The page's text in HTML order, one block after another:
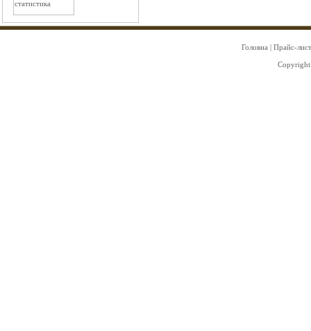
Головна | Прайс-лист